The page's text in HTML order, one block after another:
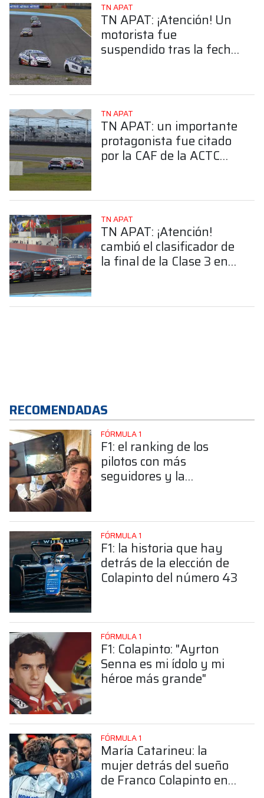
TN APAT
TN APAT: ¡Atención! Un
motorista fue
suspendido tras la fecha
TN APAT
TN APAT: un importante
protagonista fue citado
por la CAF de la ACTC
TN APAT
TN APAT: ¡Atención!
cambió el clasificador de
la final de la Clase 3 en
RECOMENDADAS
FÓRMULA 1
F1: el ranking de los
pilotos con más
seguidores y la
FÓRMULA 1
F1: la historia que hay
detrás de la elección de
Colapinto del número 43
FÓRMULA 1
F1: Colapinto: "Ayrton
Senna es mi ídolo y mi
héroe más grande"
FÓRMULA 1
María Catarineu: la
mujer detrás del sueño
de Franco Colapinto en